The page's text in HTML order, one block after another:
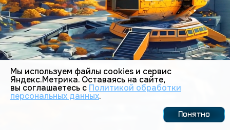
Мы используем файлы cookies и сервис
Яндекс.Метрика. Оставаясь на сайте,
вы соглашаетесь с Политикой обработки
персональных данных.
Понятно